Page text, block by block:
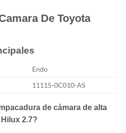
De Toyota
Endo
11115-0C010-AS
de cámara de alta
2.7?